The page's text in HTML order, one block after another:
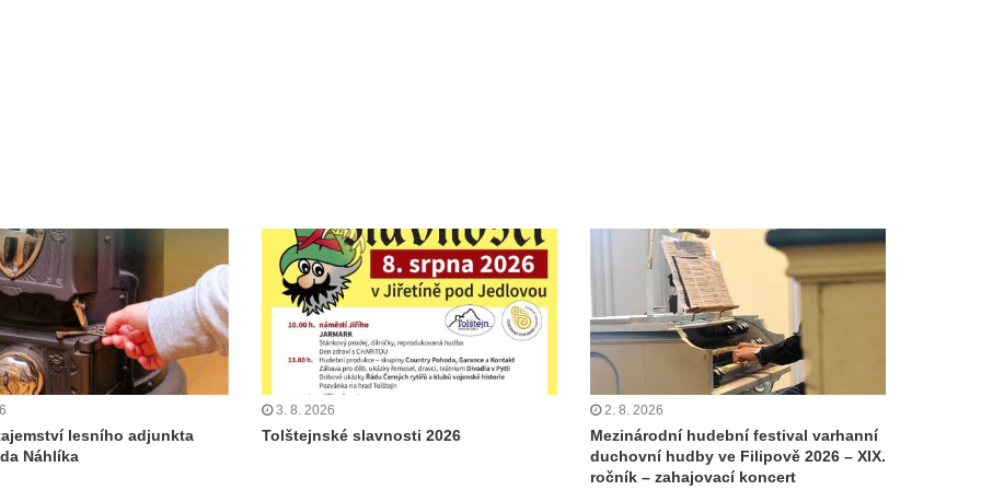
lesního adjunkta
Náhlíka
3. 8. 2026
Tolštejnské slavnosti 2026
2. 8. 2026
Mezinárodní hudební festival varhanní
duchovní hudby ve Filipově 2026 – XIX.
ročník – zahajovací koncert